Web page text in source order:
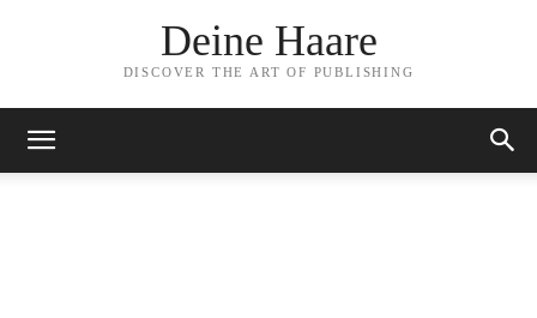
Deine Haare
DISCOVER THE ART OF PUBLISHING